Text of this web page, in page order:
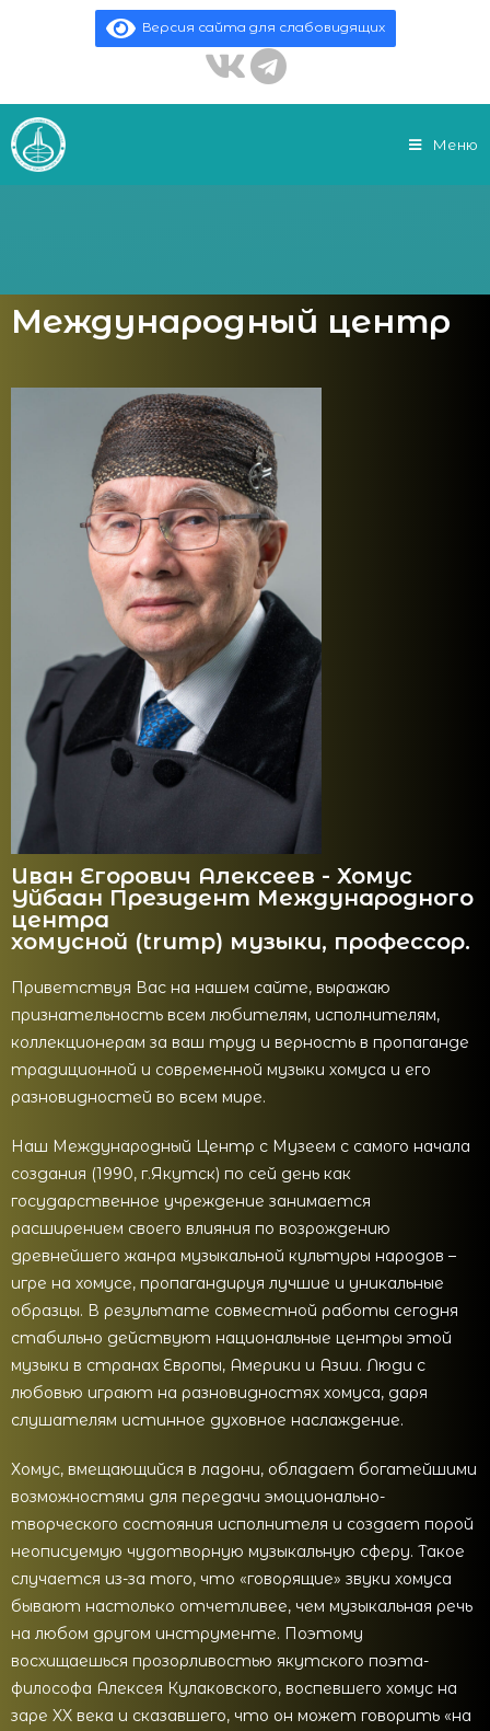
Версия сайта для слабовидящих
Меню
Международный центр
Иван Егорович Алексеев - Хомус
Уйбаан Президент Международного
центра
хомусной (trump) музыки, профессор.
Приветствуя Вас на нашем сайте, выражаю
признательность всем любителям, исполнителям,
коллекционерам за ваш труд и верность в пропаганде
традиционной и современной музыки хомуса и его
разновидностей во всем мире.
Наш Международный Центр с Музеем с самого начала
создания (1990, г.Якутск) по сей день как
государственное учреждение занимается
расширением своего влияния по возрождению
древнейшего жанра музыкальной культуры народов –
игре на хомусе, пропагандируя лучшие и уникальные
образцы. В результате совместной работы сегодня
стабильно действуют национальные центры этой
музыки в странах Европы, Америки и Азии. Люди с
любовью играют на разновидностях хомуса, даря
слушателям истинное духовное наслаждение.
Хомус, вмещающийся в ладони, обладает богатейшими
возможностями для передачи эмоционально-
творческого состояния исполнителя и создает порой
неописуемую чудотворную музыкальную сферу. Такое
случается из-за того, что «говорящие» звуки хомуса
бывают настолько отчетливее, чем музыкальная речь
на любом другом инструменте. Поэтому
восхищаешься прозорливостью якутского поэта-
философа Алексея Кулаковского, воспевшего хомус на
заре XX века и сказавшего, что он может говорить «на